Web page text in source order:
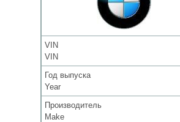
VIN
VIN
Год выпуска
Year
Производитель
Make